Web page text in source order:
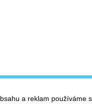
a reklam používáme